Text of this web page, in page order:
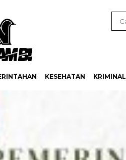
KESEHATAN KRIMINAL